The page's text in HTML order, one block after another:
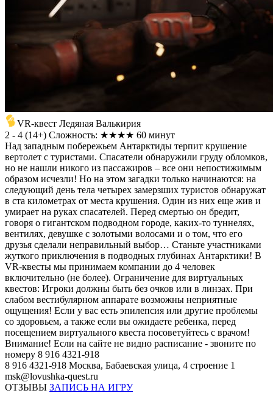
VR-квест Ледяная Валькирия
2 - 4 (14+) Сложность: ★★★★ 60 минут
Над западным побережьем Антарктиды терпит крушение
вертолет с туристами. Спасатели обнаружили груду обломков,
но не нашли никого из пассажиров – все они непостижимым
образом исчезли! Но на этом загадки только начинаются: на
следующий день тела четырех замерзших туристов обнаружат
в ста километрах от места крушения. Один из них еще жив и
умирает на руках спасателей. Перед смертью он бредит,
говоря о гигантском подводном городе, каких-то туннелях,
вентилях, девушке с золотыми волосами и о том, что его
друзья сделали неправильный выбор… Станьте участниками
жуткого приключения в подводных глубинах Антарктики! В
VR-квесты мы принимаем компании до 4 человек
включительно (не более). Ограничение для виртуальных
квестов: Игроки должны быть без очков или в линзах. При
слабом вестибулярном аппарате возможны неприятные
ощущения! Если у вас есть эпилепсия или другие проблемы
со здоровьем, а также если вы ожидаете ребенка, перед
посещением виртуального квеста посоветуйтесь с врачом!
Внимание! Если на сайте не видно расписание - звоните по
номеру 8 916 4321-918
8 916 4321-918 Москва, Бабаевская улица, 4 строение 1
msk@lovushka-quest.ru
ОТЗЫВЫ ЗАПИСЬ НА ИГРУ